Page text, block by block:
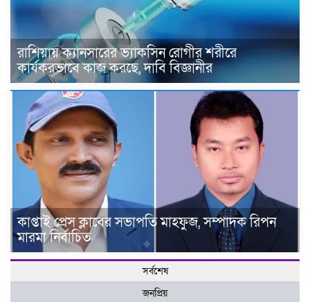
রাশিয়ায় ক্যানসারের ভ্যাকসিন রোগীর শরীরে
কার্যকরভাবে কাজ করছে, দাবি বিজ্ঞানীর
কাপ্তাই প্রেস ক্লাবের সভাপতি মাহফুজ, সম্পাদক রিপন
মারমা নির্বাচিত
সর্বশেষ
জনপ্রিয়